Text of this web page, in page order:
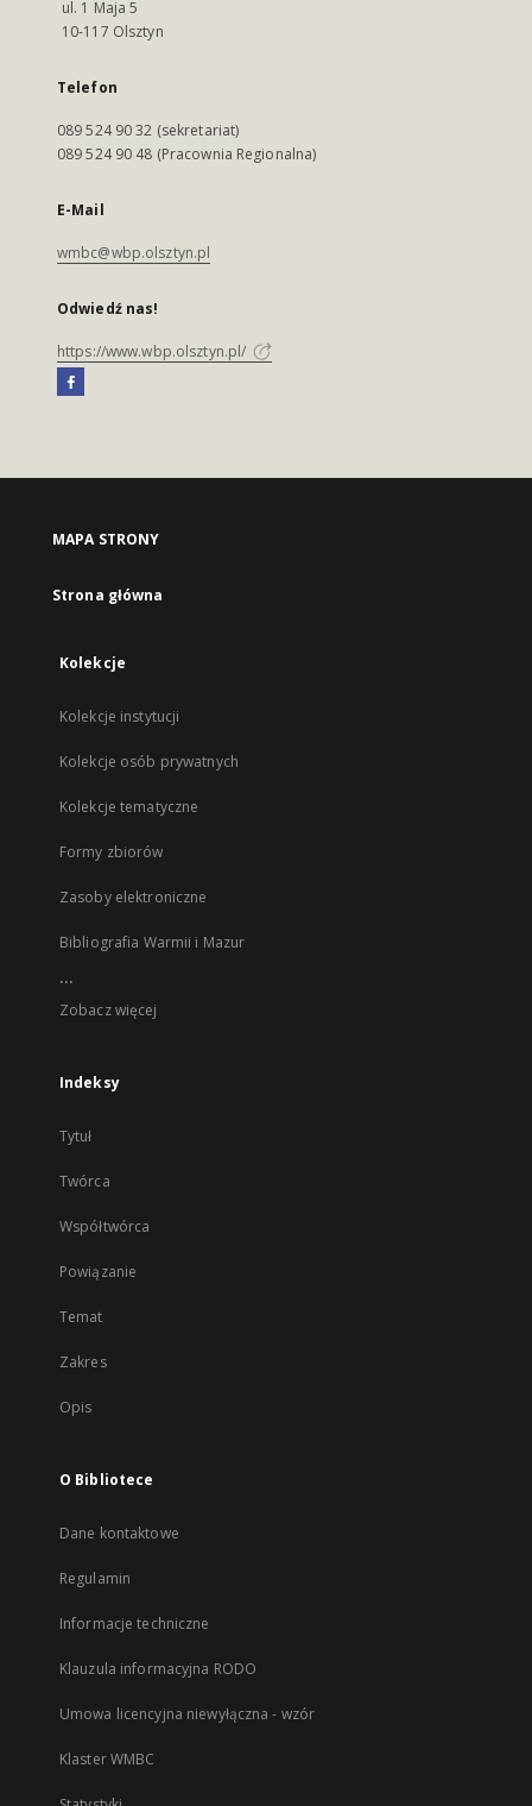
ul. 1 Maja 5
10-117 Olsztyn
Telefon
089 524 90 32 (sekretariat)
089 524 90 48 (Pracownia Regionalna)
E-Mail
wmbc@wbp.olsztyn.pl
Odwiedź nas!
https://www.wbp.olsztyn.pl/
MAPA STRONY
Strona główna
Kolekcje
Kolekcje instytucji
Kolekcje osób prywatnych
Kolekcje tematyczne
Formy zbiorów
Zasoby elektroniczne
Bibliografia Warmii i Mazur
...
Zobacz więcej
Indeksy
Tytuł
Twórca
Współtwórca
Powiązanie
Temat
Zakres
Opis
O Bibliotece
Dane kontaktowe
Regulamin
Informacje techniczne
Klauzula informacyjna RODO
Umowa licencyjna niewyłączna - wzór
Klaster WMBC